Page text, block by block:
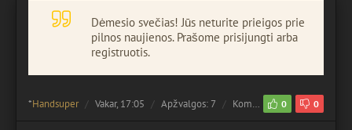
Dėmesio svečias! Jūs neturite prieigos prie
pilnos naujienos. Prašome prisijungti arba
registruotis.
*Handsuper Vakar, 17:05 Apžvalgos: 7 Komentuota: 0 0